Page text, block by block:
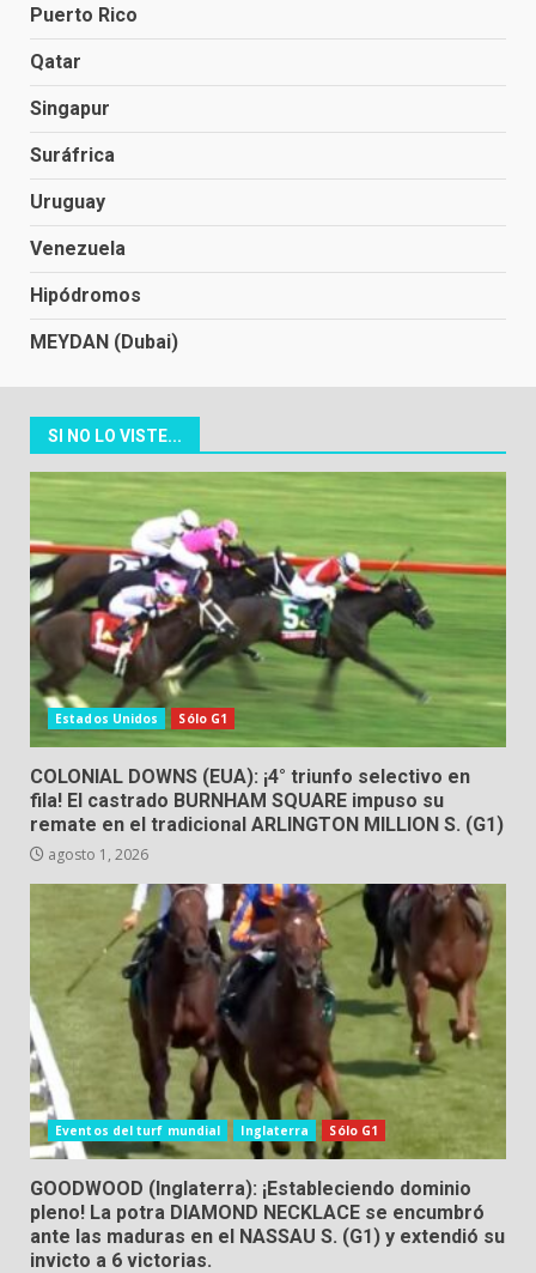
Puerto Rico
Qatar
Singapur
Suráfrica
Uruguay
Venezuela
Hipódromos
MEYDAN (Dubai)
SI NO LO VISTE...
Estados Unidos Sólo G1
COLONIAL DOWNS (EUA): ¡4° triunfo selectivo en
fila! El castrado BURNHAM SQUARE impuso su
remate en el tradicional ARLINGTON MILLION S. (G1)
agosto 1, 2026
Eventos del turf mundial Inglaterra Sólo G1
GOODWOOD (Inglaterra): ¡Estableciendo dominio
pleno! La potra DIAMOND NECKLACE se encumbró
ante las maduras en el NASSAU S. (G1) y extendió su
invicto a 6 victorias.